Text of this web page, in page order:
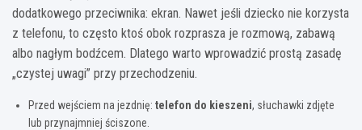
dodatkowego przeciwnika: ekran. Nawet jeśli dziecko nie korzysta
z telefonu, to często ktoś obok rozprasza je rozmową, zabawą
albo nagłym bodźcem. Dlatego warto wprowadzić prostą zasadę
„czystej uwagi” przy przechodzeniu.
Przed wejściem na jezdnię: telefon do kieszeni, słuchawki zdjęte
lub przynajmniej ściszone.